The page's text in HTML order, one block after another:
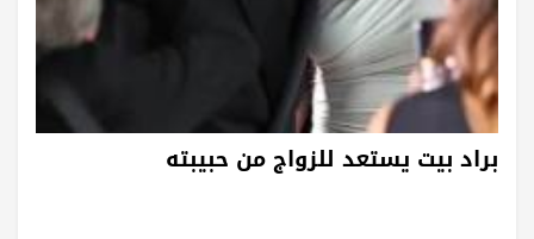
براد بيت يستعد للزواج من حبيبته